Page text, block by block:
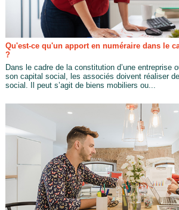
Qu'est-ce qu'un apport en numéraire dans le
?
Dans le cadre de la constitution d’une entreprise
son capital social, les associés doivent réaliser
social. Il peut s’agit de biens mobiliers ou...